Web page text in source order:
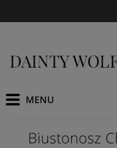
Biustonosz